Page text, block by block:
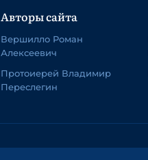
Авторы сайта
Вершилло Роман
Алексеевич
Протоиерей Владимир
Переслегин